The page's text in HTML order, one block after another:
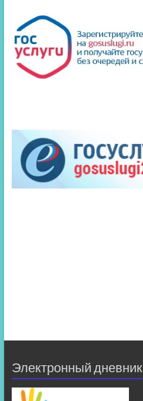
Электронный дневник